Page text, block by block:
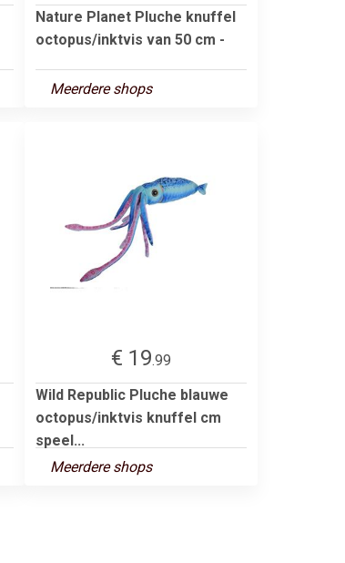
Nature Planet Pluche knuffel
octopus/inktvis van 50 cm -
Meerdere shops
€ 19.99
Wild Republic Pluche blauwe
octopus/inktvis knuffel cm
speel...
Meerdere shops